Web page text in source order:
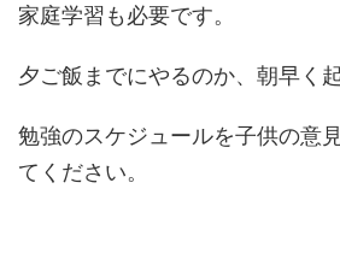
家庭学習も必要です。
夕ご飯までにやるのか、朝早く
勉強のスケジュールを子供の意
てください。